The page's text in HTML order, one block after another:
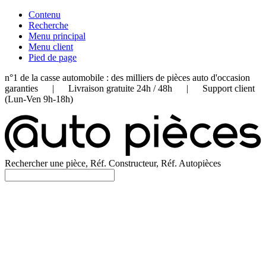
Contenu
Recherche
Menu principal
Menu client
Pied de page
n°1 de la casse automobile : des milliers de pièces auto d'occasion
garanties | Livraison gratuite 24h / 48h | Support client
(Lun-Ven 9h-18h)
Rechercher une pièce, Réf. Constructeur, Réf. Autopièces